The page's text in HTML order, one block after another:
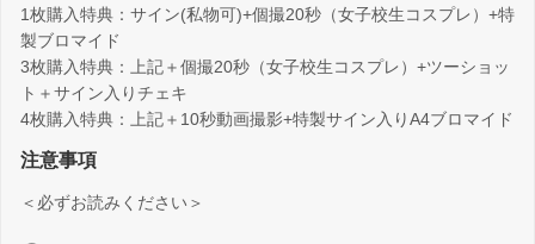
1枚購入特典：サイン(私物可)+個撮20秒（女子校生コスプレ）+特
製ブロマイド
3枚購入特典：上記＋個撮20秒（女子校生コスプレ）+ツーショッ
ト＋サイン入りチェキ
4枚購入特典：上記＋10秒動画撮影+特製サイン入りA4ブロマイド
注意事項
＜必ずお読みください＞